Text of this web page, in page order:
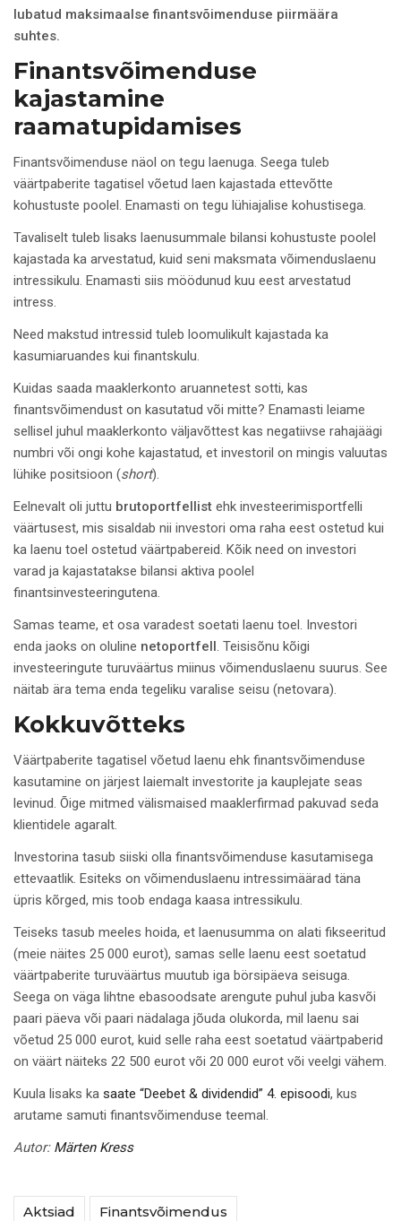
lubatud maksimaalse finantsvõimenduse piirmäära
suhtes.
Finantsvõimenduse
kajastamine
raamatupidamises
Finantsvõimenduse näol on tegu laenuga. Seega tuleb
väärtpaberite tagatisel võetud laen kajastada ettevõtte
kohustuste poolel. Enamasti on tegu lühiajalise kohustisega.
Tavaliselt tuleb lisaks laenusummale bilansi kohustuste poolel
kajastada ka arvestatud, kuid seni maksmata võimenduslaenu
intressikulu. Enamasti siis möödunud kuu eest arvestatud
intress.
Need makstud intressid tuleb loomulikult kajastada ka
kasumiaruandes kui finantskulu.
Kuidas saada maaklerkonto aruannetest sotti, kas
finantsvõimendust on kasutatud või mitte? Enamasti leiame
sellisel juhul maaklerkonto väljavõttest kas negatiivse rahajäägi
numbri või ongi kohe kajastatud, et investoril on mingis valuutas
lühike positsioon (short).
Eelnevalt oli juttu brutoportfellist ehk investeerimisportfelli
väärtusest, mis sisaldab nii investori oma raha eest ostetud kui
ka laenu toel ostetud väärtpabereid. Kõik need on investori
varad ja kajastatakse bilansi aktiva poolel
finantsinvesteeringutena.
Samas teame, et osa varadest soetati laenu toel. Investori
enda jaoks on oluline netoportfell. Teisisõnu kõigi
investeeringute turuväärtus miinus võimenduslaenu suurus. See
näitab ära tema enda tegeliku varalise seisu (netovara).
Kokkuvõtteks
Väärtpaberite tagatisel võetud laenu ehk finantsvõimenduse
kasutamine on järjest laiemalt investorite ja kauplejate seas
levinud. Õige mitmed välismaised maaklerfirmad pakuvad seda
klientidele agaralt.
Investorina tasub siiski olla finantsvõimenduse kasutamisega
ettevaatlik. Esiteks on võimenduslaenu intressimäärad täna
üpris kõrged, mis toob endaga kaasa intressikulu.
Teiseks tasub meeles hoida, et laenusumma on alati fikseeritud
(meie näites 25 000 eurot), samas selle laenu eest soetatud
väärtpaberite turuväärtus muutub iga börsipäeva seisuga.
Seega on väga lihtne ebasoodsate arengute puhul juba kasvõi
paari päeva või paari nädalaga jõuda olukorda, mil laenu sai
võetud 25 000 eurot, kuid selle raha eest soetatud väärtpaberid
on väärt näiteks 22 500 eurot või 20 000 eurot või veelgi vähem.
Kuula lisaks ka saate “Deebet & dividendid” 4. episoodi, kus
arutame samuti finantsvõimenduse teemal.
Autor: Märten Kress
Aktsiad Finantsvõimendus